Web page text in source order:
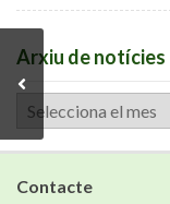
Arxiu de notícies
Arxiu
notícies
Contacte